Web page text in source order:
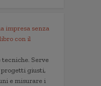
impresa senza
con il
Serve
progetti giusti,
e misurare i